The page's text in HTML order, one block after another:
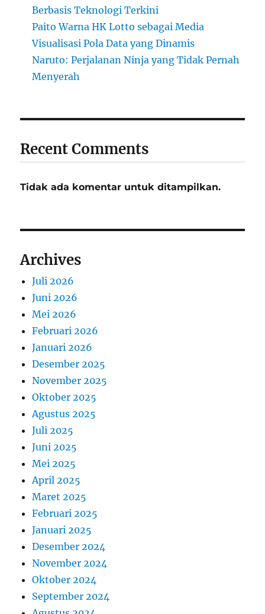
Berbasis Teknologi Terkini
Paito Warna HK Lotto sebagai Media
Visualisasi Pola Data yang Dinamis
Naruto: Perjalanan Ninja yang Tidak Pernah
Menyerah
Recent Comments
Tidak ada komentar untuk ditampilkan.
Archives
Juli 2026
Juni 2026
Mei 2026
Februari 2026
Januari 2026
Desember 2025
November 2025
Oktober 2025
Agustus 2025
Juli 2025
Juni 2025
Mei 2025
April 2025
Maret 2025
Februari 2025
Januari 2025
Desember 2024
November 2024
Oktober 2024
September 2024